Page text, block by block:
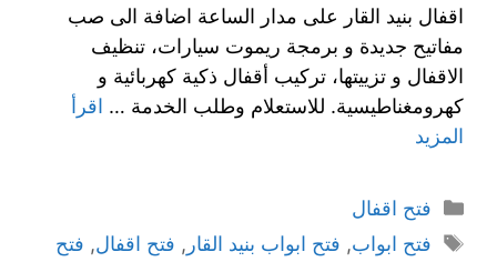
اقفال بنيد القار على مدار الساعة اضافة الى صب
مفاتيح جديدة و برمجة ريموت سيارات، تنظيف
الاقفال و تزييتها، تركيب أقفال ذكية كهربائية و
كهرومغناطيسية. للاستعلام وطلب الخدمة … اقرأ
المزيد
فتح اقفال
فتح ابواب, فتح ابواب بنيد القار , فتح اقفال, فتح